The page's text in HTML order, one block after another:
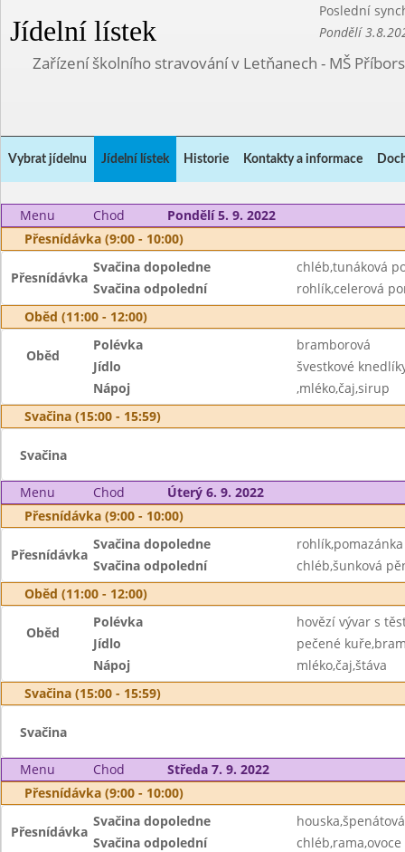
Jídelní lístek
Poslední
Pondělí
Zařízení školního stravování v Letňanech - MŠ
Vybrat jídelnu Jídelní lístek Historie Kontakty a informace
Menu Chod
Pondělí 5. 9. 2022
Přesnídávka (9:00 - 10:00)
Přesnídávka
Svačina dopoledne
chléb,tunáková
Svačina odpolední
rohlík,celerová
Oběd (11:00 - 12:00)
Oběd
Polévka
bramborová
Jídlo
švestkové
Nápoj
,mléko,čaj,sirup
Svačina (15:00 - 15:59)
Svačina
Menu Chod
Úterý 6. 9. 2022
Přesnídávka (9:00 - 10:00)
Přesnídávka
Svačina dopoledne
Svačina odpolední
chléb,šunková
Oběd (11:00 - 12:00)
Oběd
Polévka
hovězí vývar s
Jídlo
pečené
Nápoj
mléko,čaj,štáva
Svačina (15:00 - 15:59)
Svačina
Menu Chod
Středa 7. 9. 2022
Přesnídávka (9:00 - 10:00)
Přesnídávka
Svačina dopoledne
Svačina odpolední
chléb,rama,ovoce